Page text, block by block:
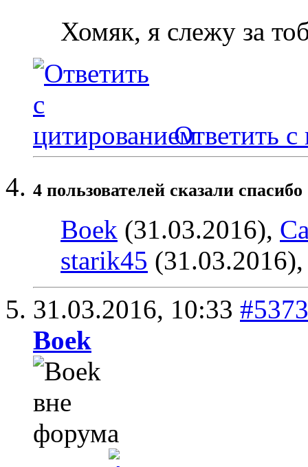
Хомяк, я слежу за
Ответить с
4 пользователей сказали
Boek (31.03.2016),
starik45
31.03.2016, 10:33 #5373
Boek